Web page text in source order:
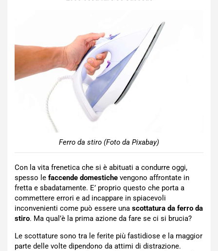
Ferro da stiro (Foto da Pixabay)
Con la vita frenetica che si è abituati a condurre oggi,
spesso le faccende domestiche vengono affrontate in
fretta e sbadatamente. E’ proprio questo che porta a
commettere errori e ad incappare in spiacevoli
inconvenienti come può essere una scottatura da ferro da
stiro. Ma qual’è la prima azione da fare se ci si brucia?
Le scottature sono tra le ferite più fastidiose e la maggior
parte delle volte dipendono da attimi di distrazione.